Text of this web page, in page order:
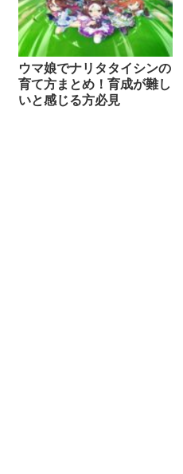
ウマ娘でナリタタイシンの
育て方まとめ！育成が難し
いと感じる方必見